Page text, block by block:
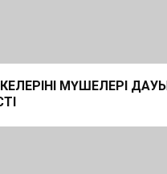
МҮШЕЛЕРІ